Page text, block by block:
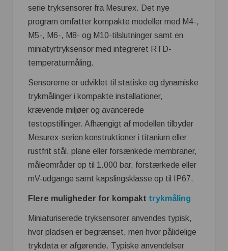
serie tryksensorer fra Mesurex. Det nye
program omfatter kompakte modeller med M4-,
M5-, M6-, M8- og M10-tilslutninger samt en
miniatyrtryksensor med integreret RTD-
temperaturmåling.
Sensorerne er udviklet til statiske og dynamiske
trykmålinger i kompakte installationer,
krævende miljøer og avancerede
testopstillinger. Afhængigt af modellen tilbyder
Mesurex-serien konstruktioner i titanium eller
rustfrit stål, plane eller forsænkede membraner,
måleområder op til 1.000 bar, forstærkede eller
mV-udgange samt kapslingsklasse op til IP67.
Flere muligheder for kompakt trykmåling
Miniaturiserede tryksensorer anvendes typisk,
hvor pladsen er begrænset, men hvor pålidelige
trykdata er afgørende. Typiske anvendelser